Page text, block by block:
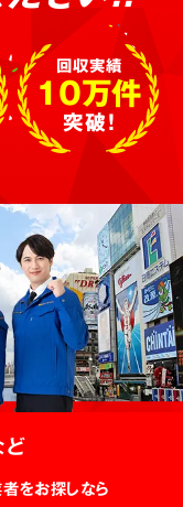
回収実績
10万件
突破!
をお探しなら